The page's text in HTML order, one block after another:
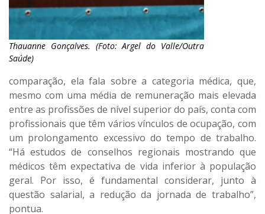
Thauanne Gonçalves. (Foto: Argel do Valle/Outra
Saúde)
comparação, ela fala sobre a categoria médica, que,
mesmo com uma média de remuneração mais elevada
entre as profissões de nível superior do país, conta com
profissionais que têm vários vínculos de ocupação, com
um prolongamento excessivo do tempo de trabalho.
“Há estudos de conselhos regionais mostrando que
médicos têm expectativa de vida inferior à população
geral. Por isso, é fundamental considerar, junto à
questão salarial, a redução da jornada de trabalho”,
pontua.